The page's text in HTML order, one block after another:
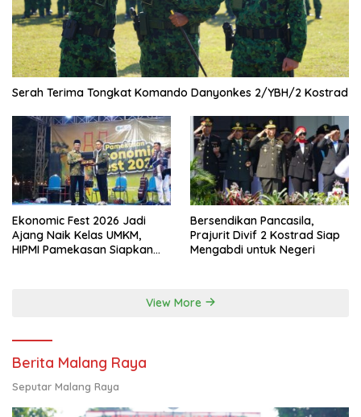
Serah Terima Tongkat Komando Danyonkes 2/YBH/2 Kostrad
Ekonomic Fest 2026 Jadi
Ajang Naik Kelas UMKM,
HIPMI Pamekasan Siapkan
Bersendikan Pancasila,
Prajurit Divif 2 Kostrad Siap
Mengabdi untuk Negeri
View More
Berita Malang Raya
Seputar Malang Raya